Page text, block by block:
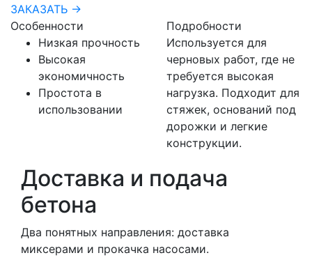
ЗАКАЗАТЬ →
Особенности
Низкая прочность
Высокая
экономичность
Простота в
использовании
Подробности
Используется для
черновых работ, где не
требуется высокая
нагрузка. Подходит для
стяжек, оснований под
дорожки и легкие
конструкции.
Доставка и подача
бетона
Два понятных направления: доставка
миксерами и прокачка насосами.